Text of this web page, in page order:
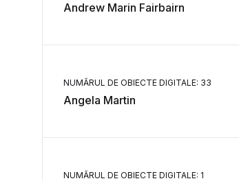
Andrew Marin Fairbairn
NUMĂRUL DE OBIECTE DIGITALE: 33
Angela Martin
NUMĂRUL DE OBIECTE DIGITALE: 1